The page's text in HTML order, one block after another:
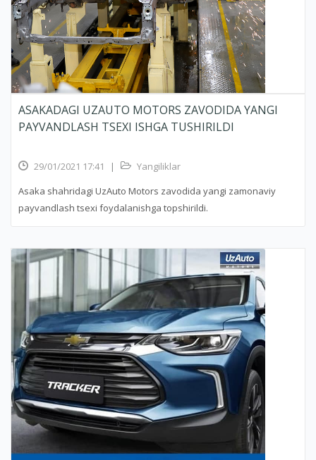
ASAKADAGI UZAUTO MOTORS ZAVODIDA YANGI
PAYVANDLASH TSEXI ISHGA TUSHIRILDI
29/01/2021 17:41 |
Yangiliklar
Asaka shahridagi UzAuto Motors zavodida yangi zamonaviy
payvandlash tsexi foydalanishga topshirildi.